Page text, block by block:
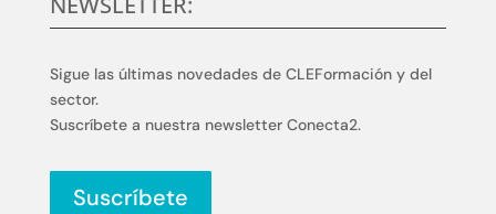
Sigue las últimas novedades de CLEFormación y del
sector.
Suscríbete a nuestra newsletter Conecta2.
Suscríbete